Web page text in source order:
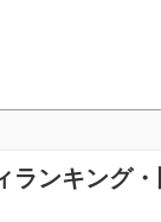
ランキング